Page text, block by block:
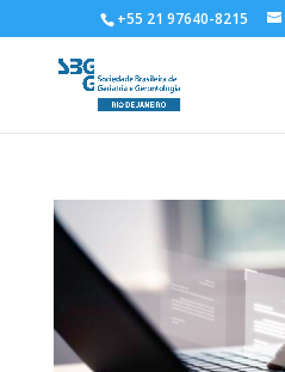
+55 21 97640-8215